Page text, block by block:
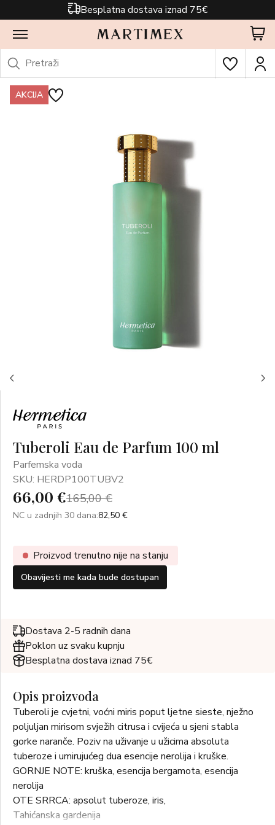
Besplatna dostava iznad 75€
AKCIJA
Tuberoli Eau de Parfum 100 ml
Parfemska voda
SKU: HERDP100TUBV2
66,00 €165,00 €
NC u zadnjih 30 dana:82,50 €
Proizvod trenutno nije na stanju
Obavijesti me kada bude dostupan
Dostava 2-5 radnih dana
Poklon uz svaku kupnju
Besplatna dostava iznad 75€
Opis proizvoda
Tuberoli je cvjetni, voćni miris poput ljetne sieste, nježno
poljuljan mirisom svježih citrusa i cvijeća u sjeni stabla
gorke naranče. Poziv na uživanje u užicima absoluta
tuberoze i umirujućeg dua esencije nerolija i kruške.
GORNJE NOTE: kruška, esencija bergamota, esencija
nerolija
OTE SRRCA: apsolut tuberoze, iris,
Tahićanska gardenija